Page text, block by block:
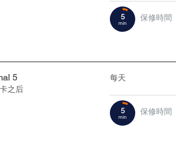
5
min
保修時間
5
之后
每天
5
min
保修時間